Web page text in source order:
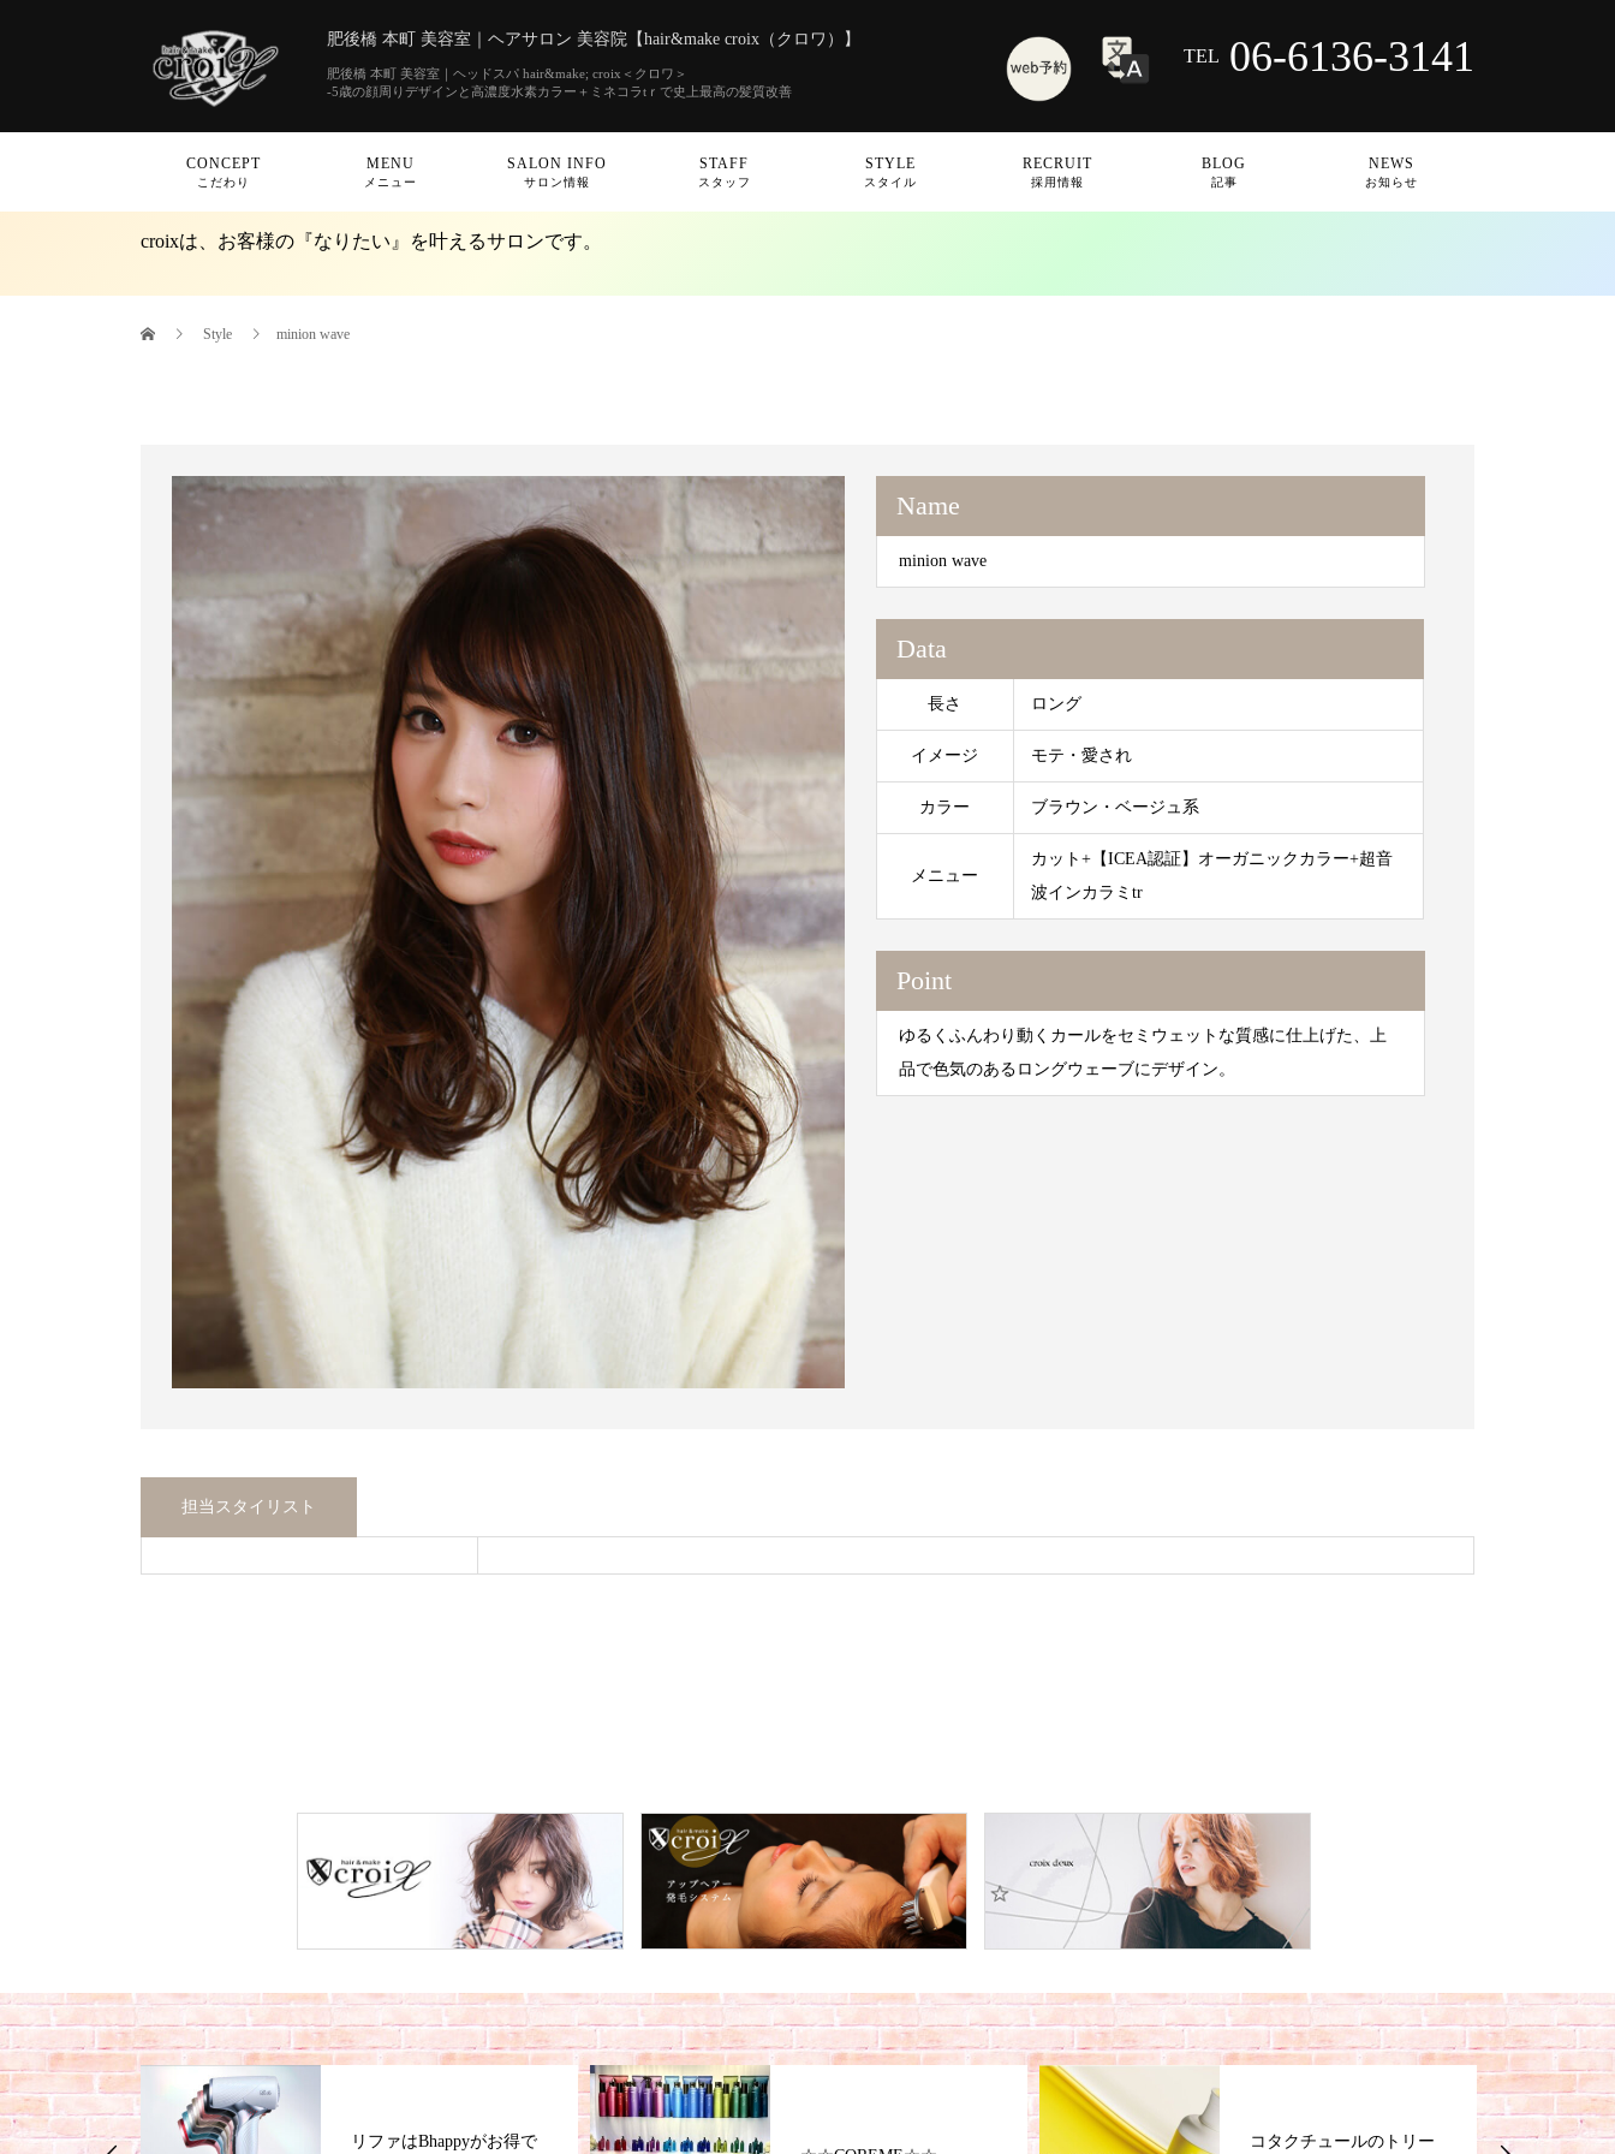
肥後橋 本町 美容室｜ヘアサロン 美容院【hair&make croix（クロワ）】
肥後橋 本町 美容室｜ヘッドスパ hair&make; croix＜クロワ＞
-5歳の顔周りデザインと高濃度水素カラー＋ミネコラtｒで史上最高の髪質改善
TEL 06-6136-3141
CONCEPT
こだわり
MENU
メニュー
SALON INFO
サロン情報
STAFF
スタッフ
STYLE
スタイル
RECRUIT
採用情報
BLOG
記事
NEWS
お知らせ
croixは、お客様の『なりたい』を叶えるサロンです。
Style minion wave
Name
minion wave
Data
長さ ロング
イメージ モテ・愛され
カラー ブラウン・ベージュ系
メニュー
カット+【ICEA認証】オーガニックカラー+超音
波インカラミtr
Point
ゆるくふんわり動くカールをセミウェットな質感に仕上げた、上
品で色気のあるロングウェーブにデザイン。
担当スタイリスト
の酸性ス リファはBhappyがお得で コタクチュールのトリー